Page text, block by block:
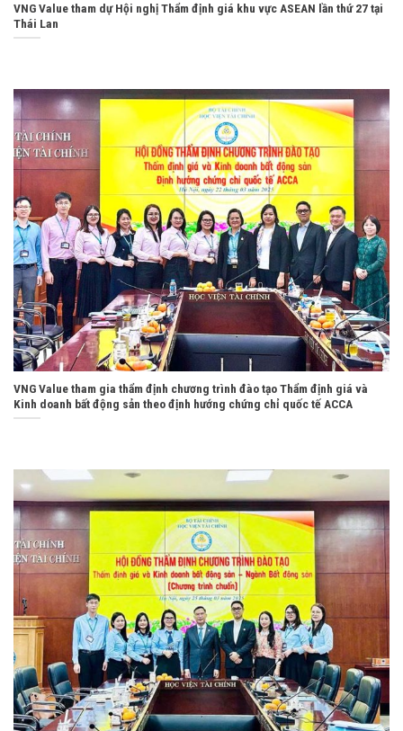
VNG Value tham dự Hội nghị Thẩm định giá khu vực ASEAN lần thứ 27 tại
Thái Lan
VNG Value tham gia thẩm định chương trình đào tạo Thẩm định giá và
Kinh doanh bất động sản theo định hướng chứng chỉ quốc tế ACCA